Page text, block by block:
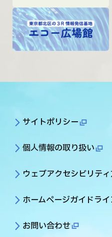
サイトポリシー
個人情報の取り扱い
ウェブアクセシビリテ
ホームページガイドライ
お問い合わせ